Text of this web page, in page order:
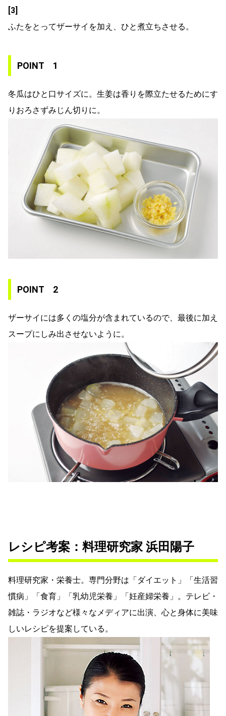
[3]
ふたをとってザーサイを加え、ひと煮立ちさせる。
POINT 1
冬瓜はひと口サイズに。生姜は香りを際立たせるためにす
りおろさずみじん切りに。
POINT 2
ザーサイには多くの塩分が含まれているので、最後に加え
スープにしみ出させないように。
レシピ考案：料理研究家 浜田陽子
料理研究家・栄養士。専門分野は「ダイエット」「生活習
慣病」「食育」「乳幼児栄養」「妊産婦栄養」。テレビ・
雑誌・ラジオなど様々なメディアに出演、心と身体に美味
しいレシピを提案している。